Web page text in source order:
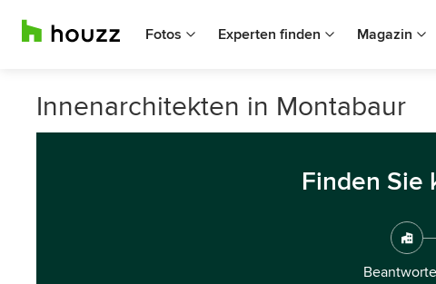
Fotos Experten finden Magazin
Innenarchitekten in Montabaur
Finden Sie